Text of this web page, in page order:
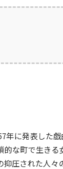
年に発表した
な町で生き
圧された人々